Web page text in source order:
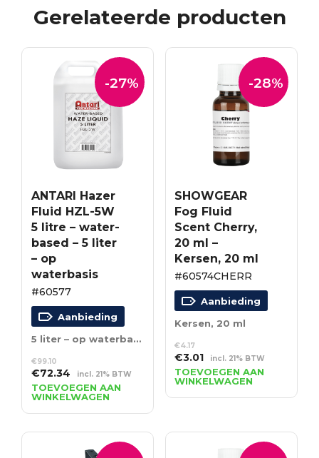
Gerelateerde producten
-27%
ANTARI Hazer
Fluid HZL-5W
5 litre – water-
based – 5 liter
– op
waterbasis
#60577
Aanbieding
5 liter – op waterbasis
€99.10
Oorspronkelijke
prijs
was:
€99.10.
€72.34Huidige
prijs
is:
€72.34.
incl. 21% BTW
TOEVOEGEN AAN
WINKELWAGEN
-28%
SHOWGEAR
Fog Fluid
Scent Cherry,
20 ml –
Kersen, 20 ml
#60574CHERR
Aanbieding
Kersen, 20 ml
€4.17
Oorspronkelijke
prijs
was:
€4.17.
€3.01Huidige
prijs
is:
€3.01.
incl. 21% BTW
TOEVOEGEN AAN
WINKELWAGEN